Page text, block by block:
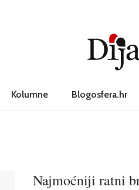
Kolumne Blogosfera.hr
Najmoćniji ratni